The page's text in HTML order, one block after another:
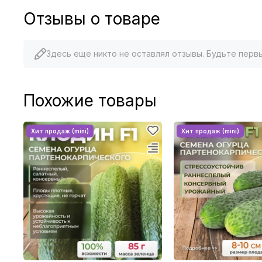
Отзывы о товаре
Здесь еще никто не оставлял отзывы. Будьте
Похожие товары